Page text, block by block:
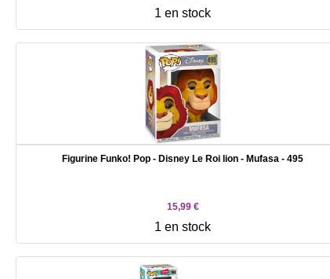
1 en stock
Figurine Funko! Pop - Disney Le Roi lion - Mufasa - 495
15,99 €
1 en stock